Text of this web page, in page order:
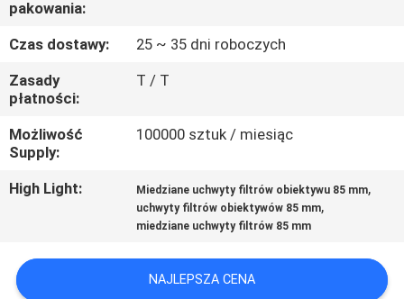
SKONTAKTUJ
SIĘ
Z
NAMI
POPROSIĆ
O
SITEMAP
pakowania:
Czas dostawy:
25 ~ 35 dni roboczych
Zasady
płatności:
T / T
Możliwość
Supply:
100000 sztuk / miesiąc
High Light: Miedziane uchwyty filtrów obiektywu 85 mm,
uchwyty filtrów obiektywów 85 mm,
miedziane uchwyty filtrów 85 mm
NAJLEPSZA CENA